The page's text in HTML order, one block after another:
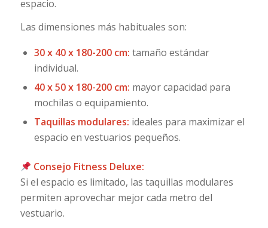
espacio.
Las dimensiones más habituales son:
30 x 40 x 180-200 cm: tamaño estándar
individual.
40 x 50 x 180-200 cm: mayor capacidad para
mochilas o equipamiento.
Taquillas modulares: ideales para maximizar el
espacio en vestuarios pequeños.
Consejo Fitness Deluxe:
Si el espacio es limitado, las taquillas modulares
permiten aprovechar mejor cada metro del
vestuario.